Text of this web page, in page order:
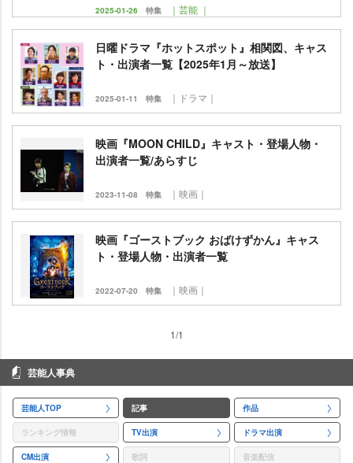
2025-01-26 特集 ｜芸能 ｜
日曜ドラマ『ホットスポット』相関図、キャス
ト・出演者一覧【2025年1月～放送】
2025-01-11 特集 ｜ドラマ｜
映画『MOON CHILD』キャスト・登場人物・
出演者一覧/あらすじ
2023-11-08 特集 ｜映画｜
映画『ゴーストブック おばけずかん』キャス
ト・登場人物・出演者一覧
2022-07-20 特集 ｜映画｜
1/1
芸能人事典
芸能人TOP 記事 作品
ランキング情報 TV出演 ドラマ出演
CM出演 歌詞 音楽配信